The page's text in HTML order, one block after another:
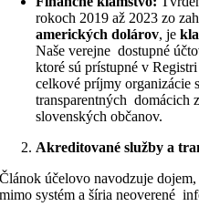
rokoch 2019 až 2023 zo
amerických dolárov, je
Naše verejne dostupné
ktoré sú prístupné v
celkové príjmy organizácie
transparentných domácich
slovenských občanov.
Akreditované služby a
Článok účelovo navodzuje
mimo systém a šíria neoverené